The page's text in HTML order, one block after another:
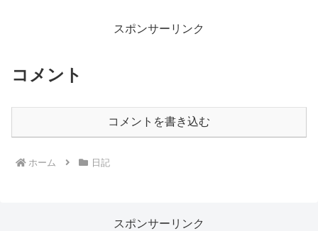
ドバイの足を引きずりながら家...
詰め物も入れてというパーティ
ー...
スポンサーリンク
コメント
コメントを書き込む
ホーム 日記
スポンサーリンク